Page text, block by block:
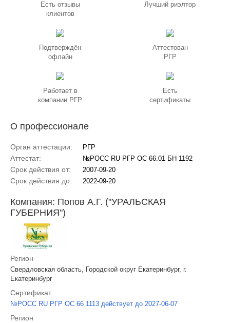
Есть отзывы
клиентов
Лучший риэлтор
Подтверждён
офлайн
Аттестован
РГР
Работает в
компании РГР
Есть
сертификаты
О профессионале
Орган аттестации: РГР
Аттестат: №РОСС RU РГР ОС 66.01 БН 1192
Срок действия от: 2007-09-20
Срок действия до: 2022-09-20
Компания: Попов А.Г. ("УРАЛЬСКАЯ
ГУБЕРНИЯ")
Регион
Свердловская область, Городской округ Екатеринбург, г.
Екатеринбург
Сертификат
№РОСС RU РГР ОС 66 1113 действует до 2027-06-07
Регион